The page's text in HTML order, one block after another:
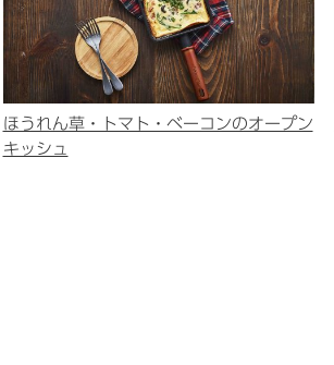
ほうれん草・トマト・ベーコンのオープン
キッシュ